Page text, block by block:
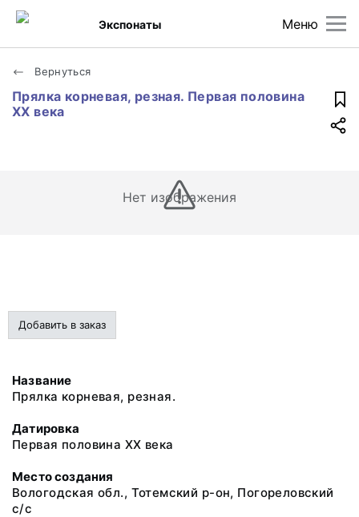
Меню
Экспонаты
Вернуться
Прялка корневая, резная. Первая половина
ХХ века
Нет изображения
Добавить в заказ
Название
Прялка корневая, резная.
Датировка
Первая половина ХХ века
Место создания
Вологодская обл., Тотемский р-он, Погореловский
с/с